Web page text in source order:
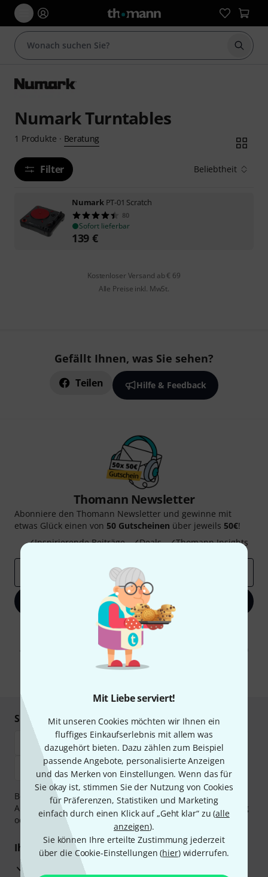
Mit Liebe serviert!
Mit unseren Cookies möchten wir Ihnen ein
fluffiges Einkaufserlebnis mit allem was
dazugehört bieten. Dazu zählen zum Beispiel
passende Angebote, personalisierte Anzeigen
und das Merken von Einstellungen. Wenn das für
Sie okay ist, stimmen Sie der Nutzung von Cookies
für Präferenzen, Statistiken und Marketing
einfach durch einen Klick auf „Geht klar“ zu (alle
anzeigen).
Sie können Ihre erteilte Zustimmung jederzeit
über die Cookie-Einstellungen (hier) widerrufen.
Suche
Numark Turntables
1 Produkte · Beratung
Filter Beliebtheit
Numark PT-01 Scratch
80
Sofort lieferbar
139 €
Kostenloser Versand ab € 69
Alle Preise inkl. MwSt.
Gefällt Ihnen, was Sie sehen?
Teilen Hilfe & Feedback
Thomann Newsletter
Abonniere den Thomann Newsletter und gewinne mit
etwas Glück einen von 50 Gutscheinen über jeweils 50€!
Inspirierende Beiträge
Deals Thomann Insights
Jetzt anmelden
Mit Klick auf „Jetzt anmelden“ stimmen Sie dem Erhalt von E-Mail-
Werbung und einer Messung des E-Mail-Nutzungsverhaltens zu. Die
Abmeldung ist jederzeit möglich. Weitere Informationen finden Sie in
unseren Datenschutzhinweisen
Sicher einkaufen & bezahlen
Bezahlen Sie vertraulich und sicher per Vorkasse, PayPal,
Amazon Pay,
Klarna Sofort bezahlen ,Klarna Ratenzahlung
oder Kreditkarte.
Ihre Vorteile
3 Jahre Thomann Garantie